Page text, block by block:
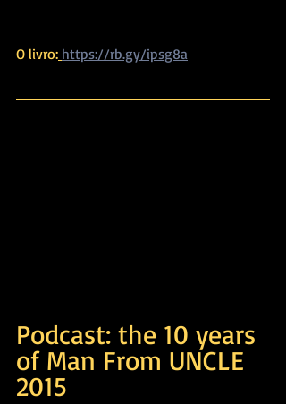
O livro: https://rb.gy/ipsg8a
Podcast: the 10 years
of Man From UNCLE
2015